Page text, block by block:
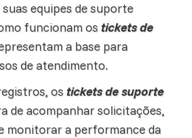
equipes de suporte
funcionam os tickets de
a base para
de atendimento.
os tickets de suporte
de acompanhar solicitações,
monitorar a performance da